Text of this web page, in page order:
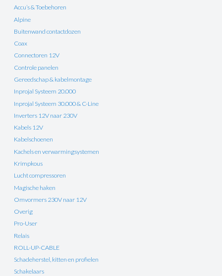
Accu’s & Toebehoren
Alpine
Buitenwand contactdozen
Coax
Connectoren 12V
Controle panelen
Gereedschap & kabelmontage
Inprojal Systeem 20.000
Inprojal Systeem 30.000 & C-Line
Inverters 12V naar 230V
Kabels 12V
Kabelschoenen
Kachels en verwarmingsystemen
Krimpkous
Lucht compressoren
Magische haken
Omvormers 230V naar 12V
Overig
Pro-User
Relais
ROLL-UP-CABLE
Schadeherstel, kitten en profielen
Schakelaars